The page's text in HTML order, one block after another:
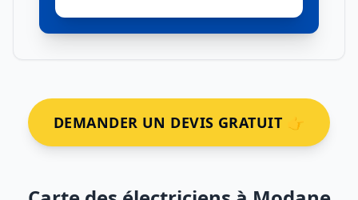
DEMANDER UN DEVIS GRATUIT 👉